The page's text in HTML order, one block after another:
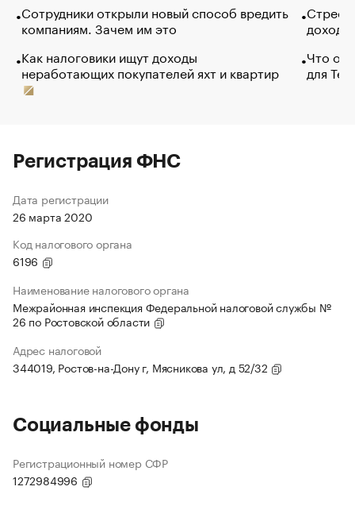
Сотрудники открыли новый способ вредить
компаниям. Зачем им это
Как налоговики ищут доходы
неработающих покупателей яхт и квартир
Что
для
Регистрация ФНС
Дата регистрации
26 марта 2020
Код налогового органа
6196
Наименование налогового органа
Межрайонная инспекция Федеральной налоговой службы №
26 по Ростовской области
Адрес налоговой
344019, Ростов-на-Дону г, Мясникова ул, д 52/32
Социальные фонды
Регистрационный номер СФР
1272984996